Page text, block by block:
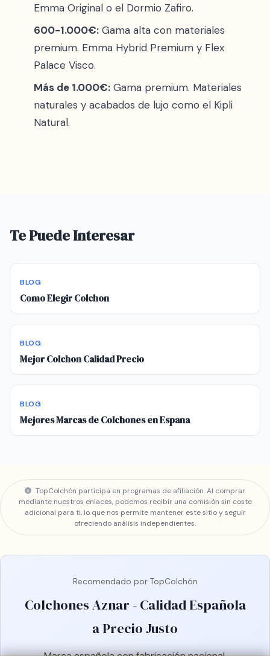
Emma Original o el Dormio Zafiro.
600-1.000€: Gama alta con materiales
premium. Emma Hybrid Premium y Flex
Palace Visco.
Más de 1.000€: Gama premium. Materiales
naturales y acabados de lujo como el Kipli
Natural.
Te Puede Interesar
BLOG
Como Elegir Colchon
BLOG
Mejor Colchon Calidad Precio
BLOG
Mejores Marcas de Colchones en Espana
TopColchón participa en programas de afiliación. Al comprar
mediante nuestros enlaces, podemos recibir una comisión sin coste
adicional para ti, lo que nos permite mantener este sitio y seguir
ofreciendo análisis independientes.
Recomendado por TopColchón
Colchones Aznar - Calidad Española
a Precio Justo